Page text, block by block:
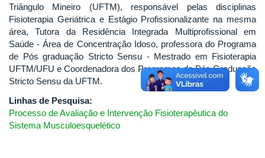
Triângulo Mineiro (UFTM), responsável pelas disciplinas
Fisioterapia Geriátrica e Estágio Profissionalizante na mesma
área, Tutora da Residência Integrada Multiprofissional em
Saúde - Área de Concentração Idoso, professora do Programa
de Pós graduação Stricto Sensu - Mestrado em Fisioterapia
UFTM/UFU e Coordenadora dos Programas de Pós Graduação
Stricto Sensu da UFTM.
Linhas de Pesquisa:
Processo de Avaliação e Intervenção Fisioterapêutica do
Sistema Musculoesquelético